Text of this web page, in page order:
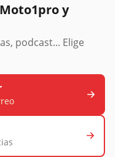
y
podcast... Elige